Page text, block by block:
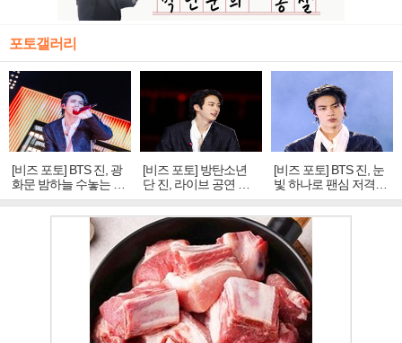
포토갤러리
[비즈 포토] BTS 진, 광
화문 밤하늘 수놓는 '비
주얼 킹'의 열창
[비즈 포토] 방탄소년
단 진, 라이브 공연 중
빛나는 독보적 아우라
[비즈 포토] BTS 진, 눈
빛 하나로 팬심 저격…
독보적 카리스마